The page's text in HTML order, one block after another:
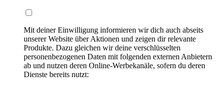
Mit deiner Einwilligung informieren wir dich auch abseits
unserer Website über Aktionen und zeigen dir relevante
Produkte. Dazu gleichen wir deine verschlüsselten
personenbezogenen Daten mit folgenden externen Anbietern
ab und nutzen deren Online-Werbekanäle, sofern du deren
Dienste bereits nutzt: